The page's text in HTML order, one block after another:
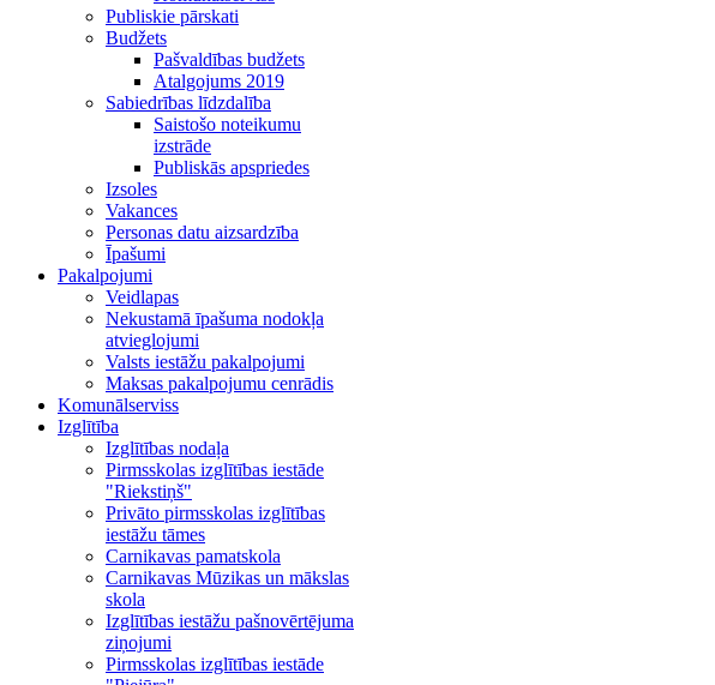
Publiskie pārskati
Budžets
Pašvaldības budžets
Atalgojums 2019
Sabiedrības līdzdalība
Saistošo noteikumu
izstrāde
Publiskās apspriedes
Izsoles
Vakances
Personas datu aizsardzība
Īpašumi
Pakalpojumi
Veidlapas
Nekustamā īpašuma nodokļa
atvieglojumi
Valsts iestāžu pakalpojumi
Maksas pakalpojumu cenrādis
Komunālserviss
Izglītība
Izglītības nodaļa
Pirmsskolas izglītības iestāde
"Riekstiņš"
Privāto pirmsskolas izglītības
iestāžu tāmes
Carnikavas pamatskola
Carnikavas Mūzikas un mākslas
skola
Izglītības iestāžu pašnovērtējuma
ziņojumi
Pirmsskolas izglītības iestāde